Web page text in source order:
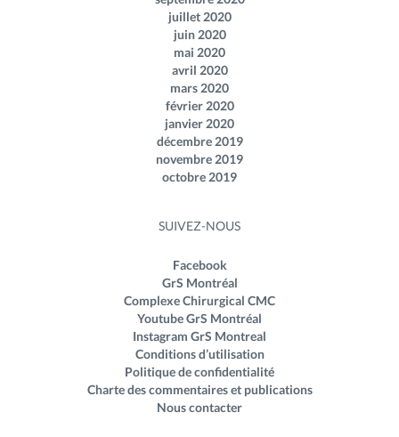
juillet 2020
juin 2020
mai 2020
avril 2020
mars 2020
février 2020
janvier 2020
décembre 2019
novembre 2019
octobre 2019
SUIVEZ-NOUS
Facebook
GrS Montréal
Complexe Chirurgical CMC
Youtube GrS Montréal
Instagram GrS Montreal
Conditions d’utilisation
Politique de confidentialité
Charte des commentaires et publications
Nous contacter